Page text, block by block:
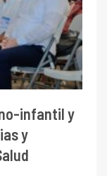
infantil y
y